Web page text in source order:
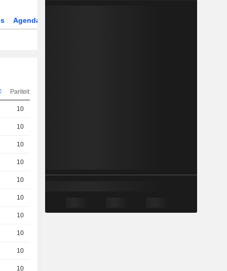
Agenda
Pariteit
10
10
10
10
10
10
10
10
10
10